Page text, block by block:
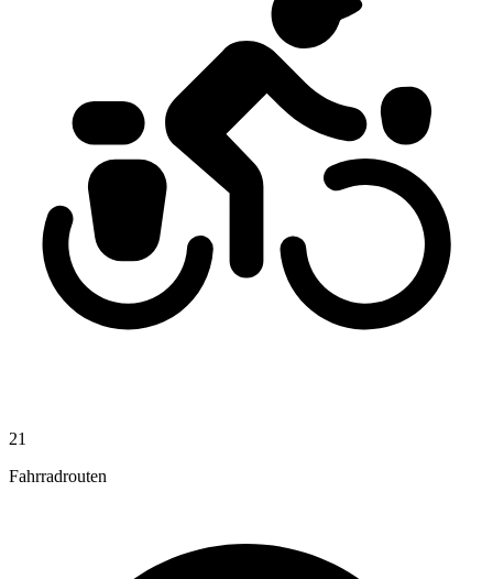
21
Fahrradrouten